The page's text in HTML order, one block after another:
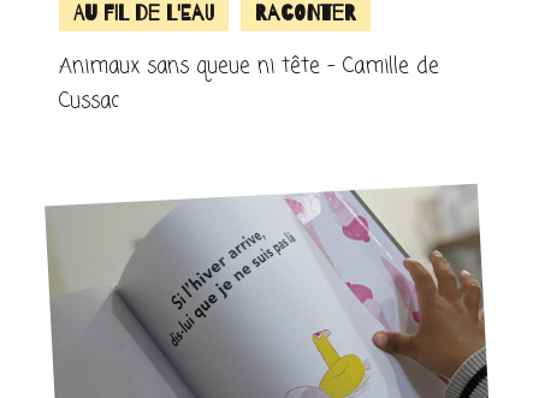
Au fil de l'eau Raconter
Animaux sans queue ni tête – Camille de
Cussac